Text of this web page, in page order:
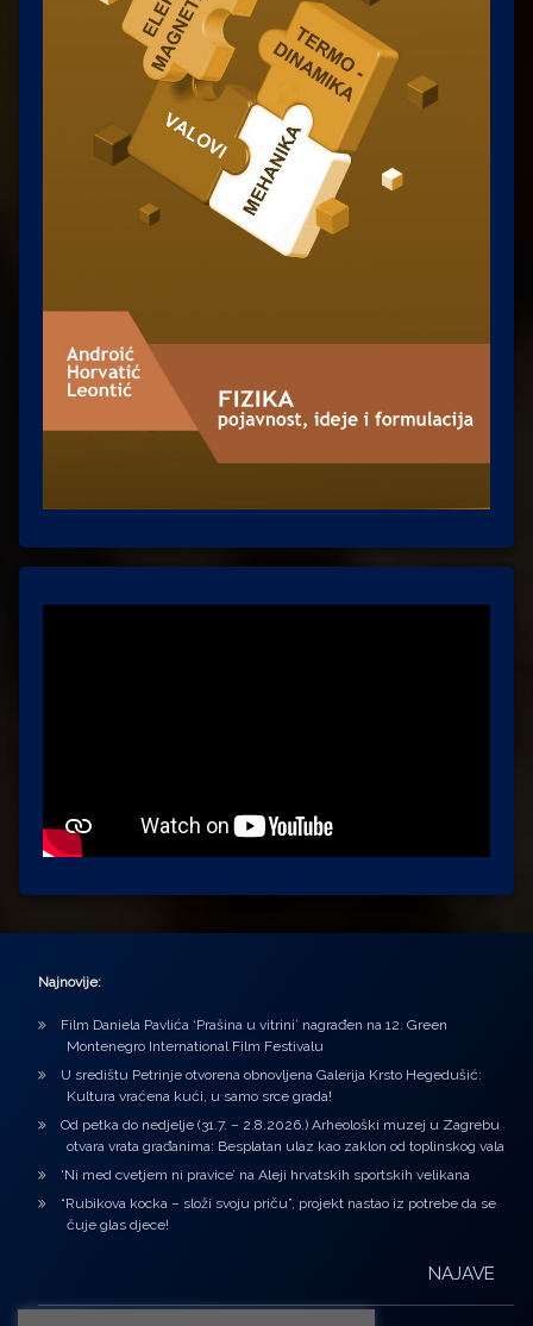
Najnovije:
Film Daniela Pavlića ‘Prašina u vitrini’ nagrađen na 12. Green
Montenegro International Film Festivalu
U središtu Petrinje otvorena obnovljena Galerija Krsto Hegedušić:
Kultura vraćena kući, u samo srce grada!
Od petka do nedjelje (31.7. – 2.8.2026.) Arheološki muzej u Zagrebu
otvara vrata građanima: Besplatan ulaz kao zaklon od toplinskog vala
‘Ni med cvetjem ni pravice’ na Aleji hrvatskih sportskih velikana
“Rubikova kocka – složi svoju priču”, projekt nastao iz potrebe da se
čuje glas djece!
NAJAVE